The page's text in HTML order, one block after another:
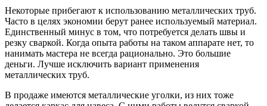
Некоторые прибегают к использованию металлических труб.
Часто в целях экономии берут ранее используемый материал.
Единственный минус в том, что потребуется делать швы и
резку сваркой. Когда опыта работы на таком аппарате нет, то
нанимать мастера не всегда рационально. Это большие
деньги. Лучше исключить вариант применения
металлических труб.
В продаже имеются металлические уголки, из них тоже